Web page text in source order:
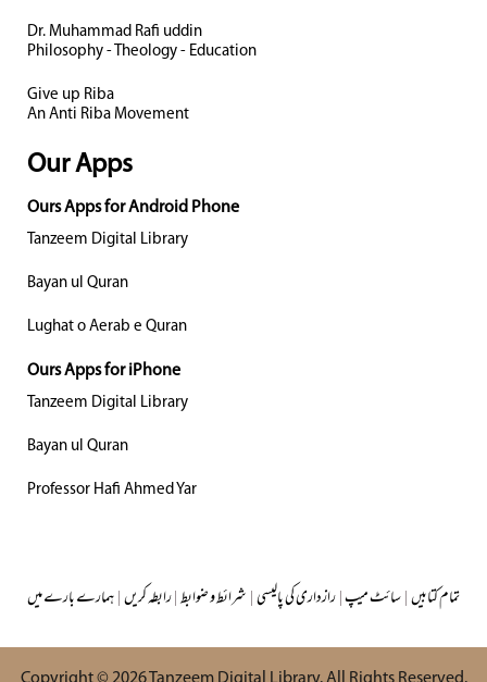
Dr. Muhammad Rafi uddin
Philosophy - Theology - Education
Give up Riba
An Anti Riba Movement
Our Apps
Ours Apps for Android Phone
Tanzeem Digital Library
Bayan ul Quran
Lughat o Aerab e Quran
Ours Apps for iPhone
Tanzeem Digital Library
Bayan ul Quran
Professor Hafi Ahmed Yar
ہمارے بارے میں|رابطہ کریں|شرائط و ضوابط|رازداری کی پالیسی|سائٹ میپ|تمام کتابیں